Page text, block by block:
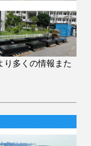
り多くの情報また